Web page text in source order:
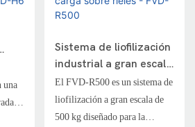
el
una
Sistema de liofilización
industrial a gran escala
de 500 kg de
capacidad con carga
sobre rieles - FVD-
El FVD-R500 es un sistema de
liofilización a gran escala de
500 kg diseñado para la